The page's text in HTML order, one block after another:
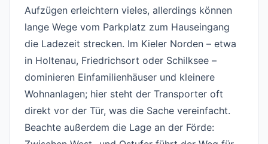
Aufzügen erleichtern vieles, allerdings können
lange Wege vom Parkplatz zum Hauseingang
die Ladezeit strecken. Im Kieler Norden – etwa
in Holtenau, Friedrichsort oder Schilksee –
dominieren Einfamilienhäuser und kleinere
Wohnanlagen; hier steht der Transporter oft
direkt vor der Tür, was die Sache vereinfacht.
Beachte außerdem die Lage an der Förde: